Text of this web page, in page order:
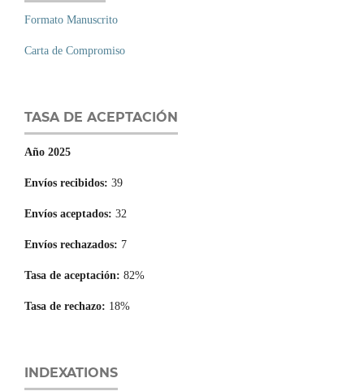
Formato Manuscrito
Carta de Compromiso
TASA DE ACEPTACIÓN
Año 2025
Envíos recibidos: 39
Envíos aceptados: 32
Envíos rechazados: 7
Tasa de aceptación: 82%
Tasa de rechazo: 18%
INDEXATIONS